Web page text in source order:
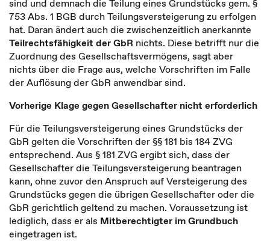
sind und demnach die Teilung eines Grundstücks gem. §
753 Abs. 1 BGB durch Teilungsversteigerung zu erfolgen
hat. Daran ändert auch die zwischenzeitlich anerkannte
Teilrechtsfähigkeit der GbR nichts. Diese betrifft nur die
Zuordnung des Gesellschaftsvermögens, sagt aber
nichts über die Frage aus, welche Vorschriften im Falle
der Auflösung der GbR anwendbar sind.
Vorherige Klage gegen Gesellschafter nicht erforderlich
Für die Teilungsversteigerung eines Grundstücks der
GbR gelten die Vorschriften der §§ 181 bis 184 ZVG
entsprechend. Aus § 181 ZVG ergibt sich, dass der
Gesellschafter die Teilungsversteigerung beantragen
kann, ohne zuvor den Anspruch auf Versteigerung des
Grundstücks gegen die übrigen Gesellschafter oder die
GbR gerichtlich geltend zu machen. Voraussetzung ist
lediglich, dass er als Mitberechtigter im Grundbuch
eingetragen ist.